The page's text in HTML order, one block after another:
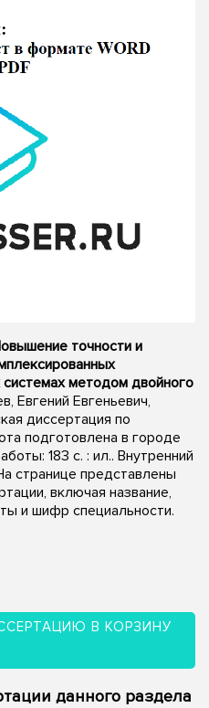
точности и
системах методом двойного
Евгений Евгеньевич,
диссертация по
подготовлена в городе
183 с. : ил.. Внутренний
странице представлены
включая название,
и шифр специальности.
В КОРЗИНУ
данного раздела